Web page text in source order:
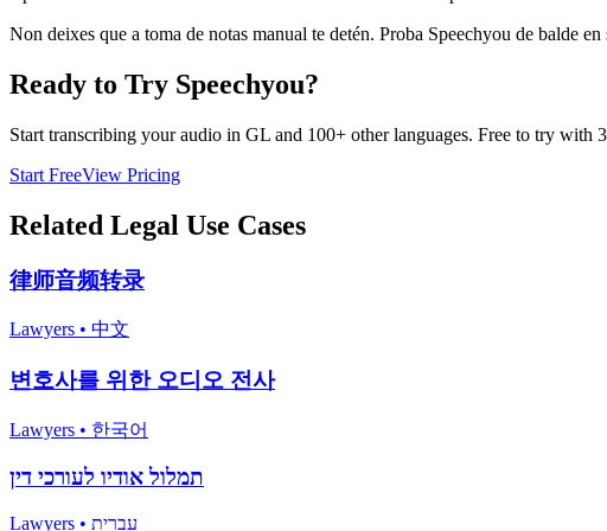
Non deixes que a toma de notas manual te detén. Proba Speechyou de balde
Ready to Try Speechyou?
Start transcribing your audio in GL and 100+ other languages. Free to try with
Start FreeView Pricing
Related Legal Use Cases
律师音频转录
Lawyers • 中文
변호사를 위한 오디오 전사
Lawyers • 한국어
תמלול אודיו לעורכי דין
Lawyers • עברית